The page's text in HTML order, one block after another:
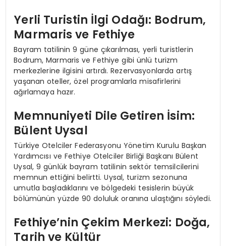
Yerli Turistin İlgi Odağı: Bodrum,
Marmaris ve Fethiye
Bayram tatilinin 9 güne çıkarılması, yerli turistlerin
Bodrum, Marmaris ve Fethiye gibi ünlü turizm
merkezlerine ilgisini artırdı. Rezervasyonlarda artış
yaşanan oteller, özel programlarla misafirlerini
ağırlamaya hazır.
Memnuniyeti Dile Getiren İsim:
Bülent Uysal
Türkiye Otelciler Federasyonu Yönetim Kurulu Başkan
Yardımcısı ve Fethiye Otelciler Birliği Başkanı Bülent
Uysal, 9 günlük bayram tatilinin sektör temsilcilerini
memnun ettiğini belirtti. Uysal, turizm sezonuna
umutla başladıklarını ve bölgedeki tesislerin büyük
bölümünün yüzde 90 doluluk oranına ulaştığını söyledi.
Fethiye’nin Çekim Merkezi: Doğa,
Tarih ve Kültür